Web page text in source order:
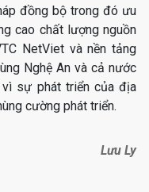
đồng bộ trong đó ưu
cao chất lượng nguồn
NetViet và nền tảng
Nghệ An và cả nước
sự phát triển của địa
cường phát triển.
Lưu Ly